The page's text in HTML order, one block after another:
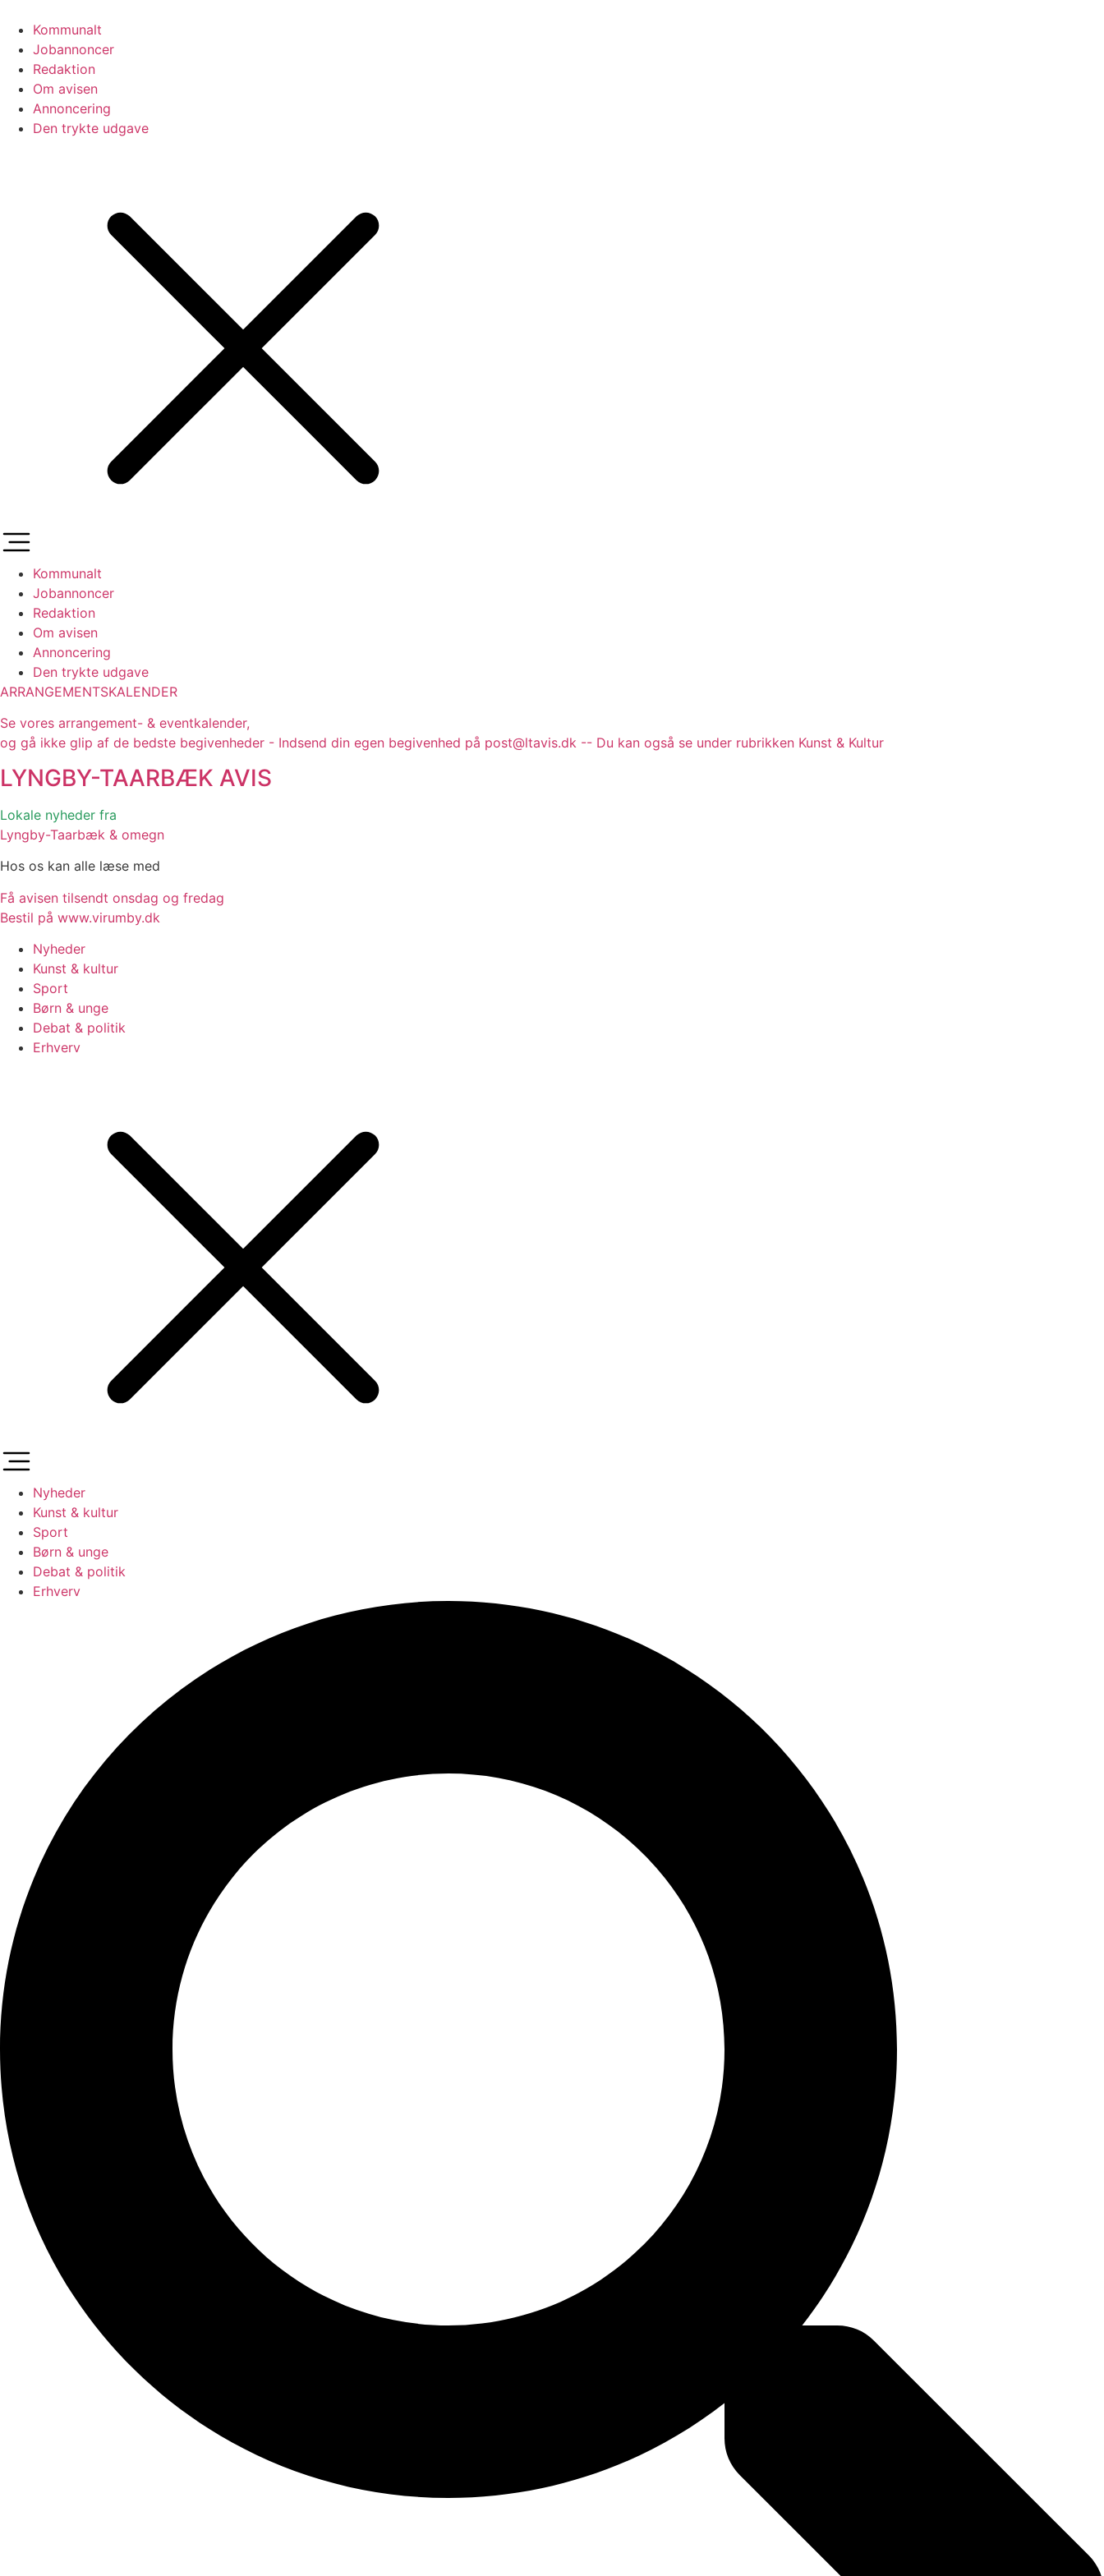
indhold
Kommunalt
Jobannoncer
Redaktion
Om avisen
Annoncering
Den trykte udgave
Kommunalt
Jobannoncer
Redaktion
Om avisen
Annoncering
Den trykte udgave
ARRANGEMENTSKALENDER
Se vores arrangement- & eventkalender,
og gå ikke glip af de bedste begivenheder - Indsend din egen begivenhed på post@ltavis.dk -- Du kan også se under rubrikken Kunst & Kultur
LYNGBY-TAARBÆK AVIS
Lokale nyheder fra
Lyngby-Taarbæk & omegn
Hos os kan alle læse med
Få avisen tilsendt onsdag og fredag
Bestil på www.virumby.dk
Nyheder
Kunst & kultur
Sport
Børn & unge
Debat & politik
Erhverv
Nyheder
Kunst & kultur
Sport
Børn & unge
Debat & politik
Erhverv